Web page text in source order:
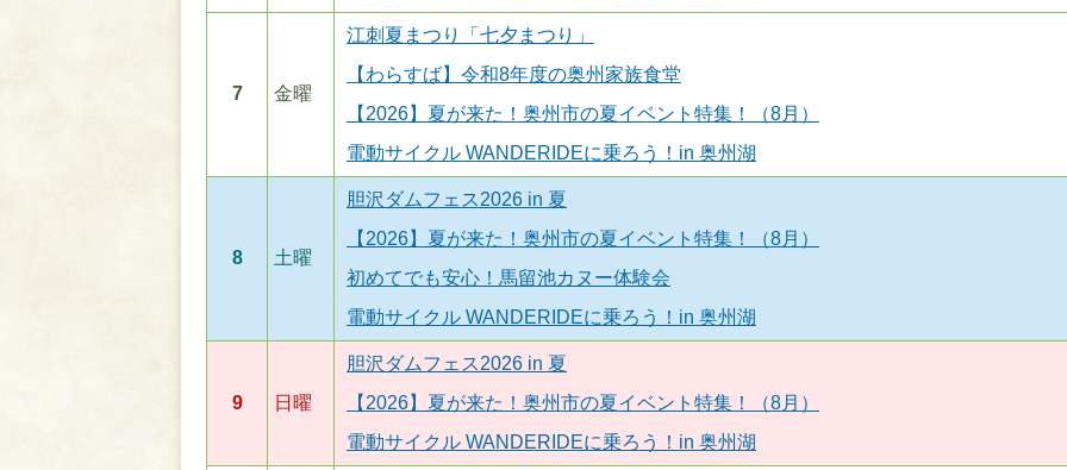
7 金曜
江刺夏まつり「七夕まつり」
【わらすば】令和8年度の奥州家族食堂
【2026】夏が来た！奥州市の夏イベント特集！（8月）
電動サイクル WANDERIDEに乗ろう！in 奥州湖
8 土曜
胆沢ダムフェス2026 in 夏
【2026】夏が来た！奥州市の夏イベント特集！（8月）
初めてでも安心！馬留池カヌー体験会
電動サイクル WANDERIDEに乗ろう！in 奥州湖
9 日曜
胆沢ダムフェス2026 in 夏
【2026】夏が来た！奥州市の夏イベント特集！（8月）
電動サイクル WANDERIDEに乗ろう！in 奥州湖